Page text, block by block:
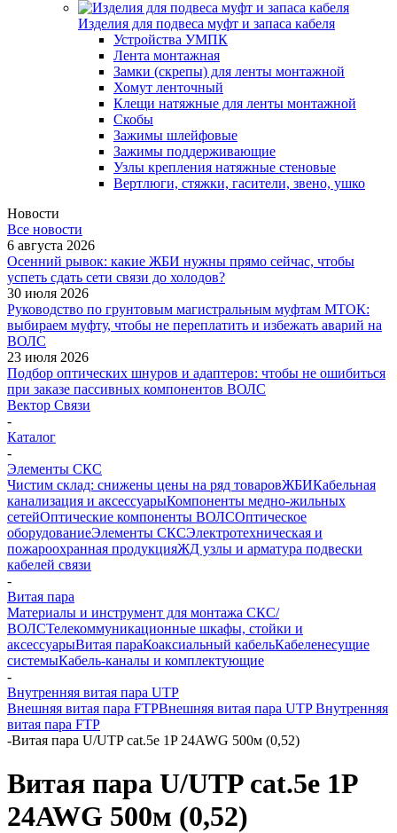
Изделия для подвеса муфт и запаса кабеля
Устройства УМПК
Лента монтажная
Замки (скрепы) для ленты монтажной
Хомут ленточный
Клещи натяжные для ленты монтажной
Скобы
Зажимы шлейфовые
Зажимы поддерживающие
Узлы крепления натяжные стеновые
Вертлюги, стяжки, гасители, звено, ушко
Новости
Все новости
6 августа 2026
Осенний рывок: какие ЖБИ нужны прямо сейчас, чтобы
успеть сдать сети связи до холодов?
30 июля 2026
Руководство по грунтовым магистральным муфтам МТОК:
выбираем муфту, чтобы не переплатить и избежать аварий на
ВОЛС
23 июля 2026
Подбор оптических шнуров и адаптеров: чтобы не ошибиться
при заказе пассивных компонентов ВОЛС
Вектор Связи
-
Каталог
-
Элементы СКС
Чистим склад: снижены цены на ряд товаровЖБИКабельная
канализация и аксессуарыКомпоненты медно-жильных
сетейОптические компоненты ВОЛСОптическое
оборудованиеЭлементы СКСЭлектротехническая и
пожароохранная продукцияЖД узлы и арматура подвески
кабелей связи
-
Витая пара
Материалы и инструмент для монтажа СКС/
ВОЛСТелекоммуникационные шкафы, стойки и
аксессуарыВитая параКоаксиальный кабельКабеленесущие
системыКабель-каналы и комплектующие
-
Внутренняя витая пара UTP
Внешняя витая пара FTPВнешняя витая пара UTPВнутренняя
витая пара FTP
-Витая пара U/UTP cat.5e 1P 24AWG 500м (0,52)
Витая пара U/UTP cat.5e 1P
24AWG 500м (0,52)